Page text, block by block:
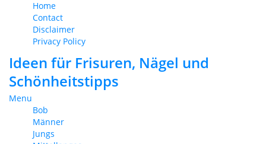
Home
Contact
Disclaimer
Privacy Policy
Ideen für Frisuren, Nägel und
Schönheitstipps
Menu
Bob
Männer
Jungs